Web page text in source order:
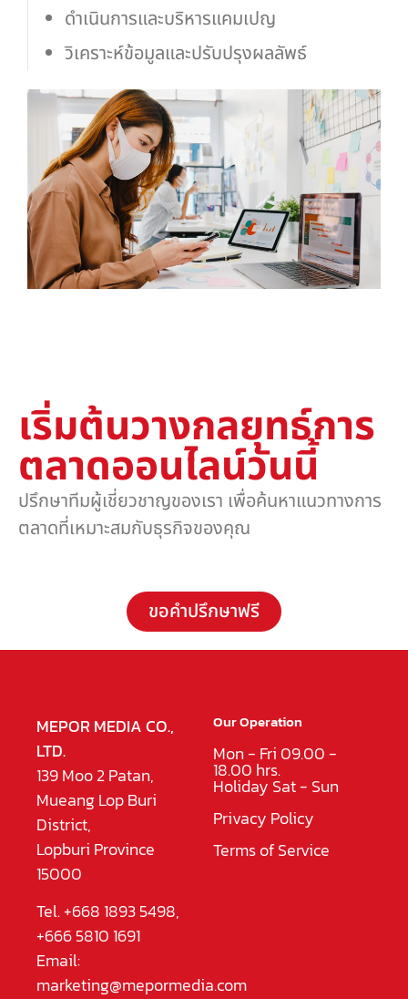
ดำเนินการและบริหารแคมเปญ
วิเคราะห์ข้อมูลและปรับปรุงผลลัพธ์
เริ่มต้นวางกลยุทธ์การ
ตลาดออนไลน์วันนี้
ปรึกษาทีมผู้เชี่ยวชาญของเรา เพื่อค้นหาแนวทางการ
ตลาดที่เหมาะสมกับธุรกิจของคุณ
ขอคำปรึกษาฟรี
MEPOR MEDIA CO.,
LTD.
139 Moo 2 Patan,
Mueang Lop Buri
District,
Lopburi Province
15000
Tel. +668 1893 5498,
+666 5810 1691
Email:
marketing@mepormedia.com
Our Operation
Mon - Fri 09.00 -
18.00 hrs.
Holiday Sat - Sun
Privacy Policy
Terms of Service